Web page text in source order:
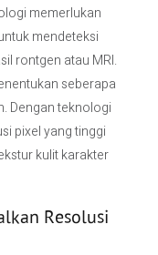
memerlukan
mendeteksi
rontgen atau MRI.
seberapa
Dengan teknologi
pixel yang tinggi
kulit karakter
Resolusi